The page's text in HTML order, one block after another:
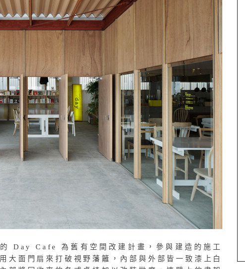
Day Cafe 為舊有空間改建計畫，參與建造的施工
大面門扇來打破視野藩籬，內部與外部皆一致漆上白